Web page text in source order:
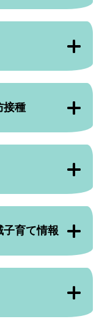
接種
子育て情報